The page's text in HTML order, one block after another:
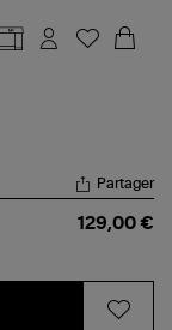
Partager
129,00 €